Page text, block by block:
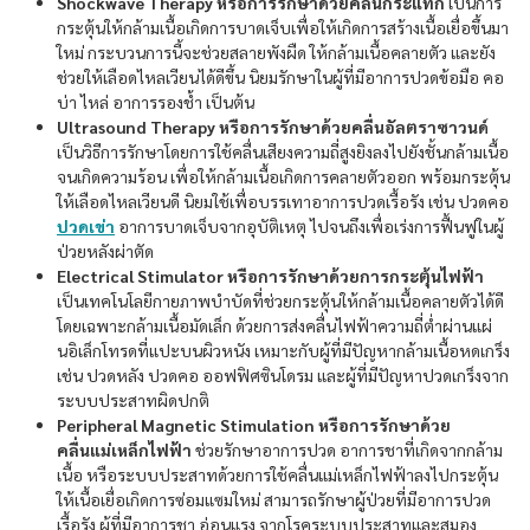
กระตุ้นให้กล้ามเนื้อเกิดการบาดเจ็บเพื่อให้เกิดการสร้างเนื้อเยื่อขึ้นมา
ใหม่ กระบวนการนี้จะช่วยสลายพังผืด ให้กล้ามเนื้อคลายตัว และยัง
ช่วยให้เลือดไหลเวียนได้ดีขึ้น นิยมรักษาในผู้ที่มีอาการปวดข้อมือ คอ
บ่า ไหล่ อาการรองช้ำ เป็นต้น
Ultrasound Therapy หรือการรักษาด้วยคลื่นอัลตราซาวนด์
เป็นวิธีการรักษาโดยการใช้คลื่นเสียงความถี่สูงยิงลงไปยังชั้นกล้ามเนื้อ
จนเกิดความร้อน เพื่อให้กล้ามเนื้อเกิดการคลายตัวออก พร้อมกระตุ้น
ให้เลือดไหลเวียนดี นิยมใช้เพื่อบรรเทาอาการปวดเรื้อรัง เช่น ปวดคอ
ปวดเข่า อาการบาดเจ็บจากอุบัติเหตุ ไปจนถึงเพื่อเร่งการฟื้นฟูในผู้
ป่วยหลังผ่าตัด
Electrical Stimulator หรือการรักษาด้วยการกระตุ้นไฟฟ้า
เป็นเทคโนโลยีกายภาพบำบัดที่ช่วยกระตุ้นให้กล้ามเนื้อคลายตัวได้ดี
โดยเฉพาะกล้ามเนื้อมัดเล็ก ด้วยการส่งคลื่นไฟฟ้าความถี่ต่ำผ่านแผ่
นอิเล็กโทรดที่แปะบนผิวหนัง เหมาะกับผู้ที่มีปัญหากล้ามเนื้อหดเกร็ง
เช่น ปวดหลัง ปวดคอ ออฟฟิศซินโดรม และผู้ที่มีปัญหาปวดเกร็งจาก
ระบบประสาทผิดปกติ
Peripheral Magnetic Stimulation หรือการรักษาด้วย
คลื่นแม่เหล็กไฟฟ้า ช่วยรักษาอาการปวด อาการชาที่เกิดจากกล้าม
เนื้อ หรือระบบประสาทด้วยการใช้คลื่นแม่เหล็กไฟฟ้าลงไปกระตุ้น
ให้เนื้อเยื่อเกิดการซ่อมแซมใหม่ สามารถรักษาผู้ป่วยที่มีอาการปวด
เรื้อรัง ผู้ที่มีอาการชา อ่อนแรง จากโรคระบบประสาทและสมอง